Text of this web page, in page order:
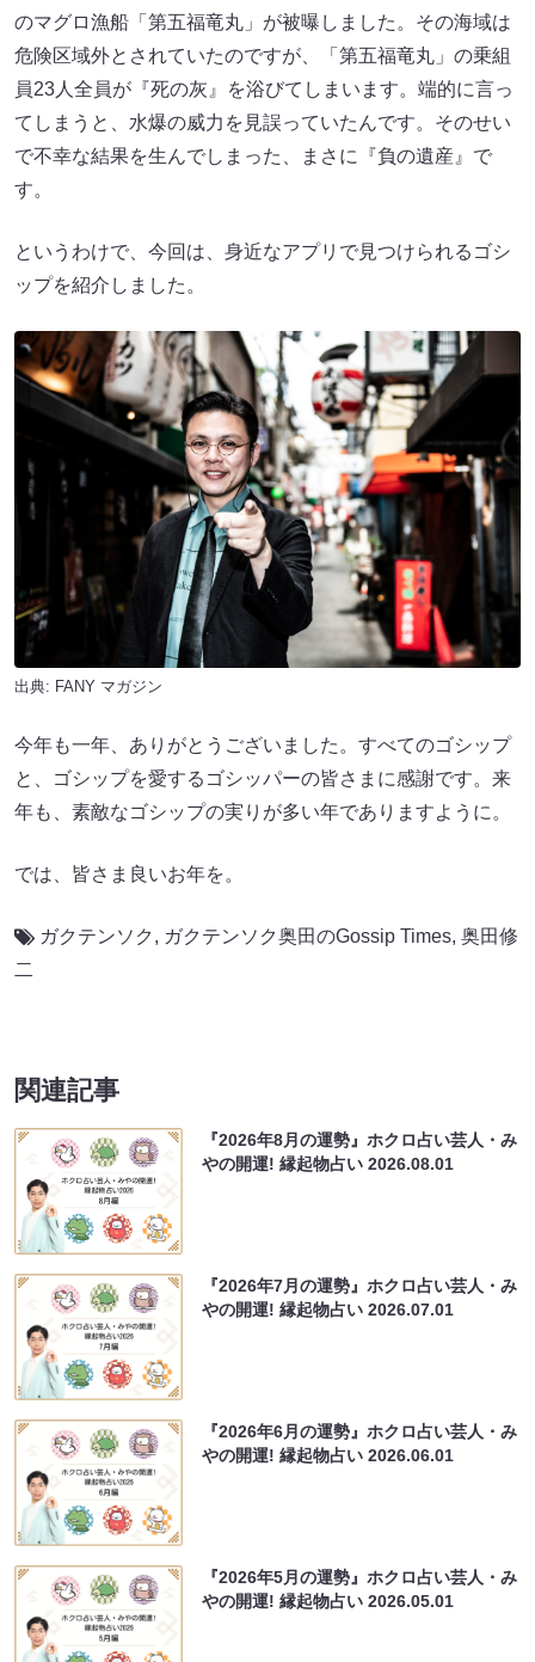
のマグロ漁船「第五福竜丸」が被曝しました。その海域は
危険区域外とされていたのですが、「第五福竜丸」の乗組
員23人全員が『死の灰』を浴びてしまいます。端的に言っ
てしまうと、水爆の威力を見誤っていたんです。そのせい
で不幸な結果を生んでしまった、まさに『負の遺産』で
す。
というわけで、今回は、身近なアプリで見つけられるゴシ
ップを紹介しました。
出典: FANY マガジン
今年も一年、ありがとうございました。すべてのゴシップ
と、ゴシップを愛するゴシッパーの皆さまに感謝です。来
年も、素敵なゴシップの実りが多い年でありますように。
では、皆さま良いお年を。
ガクテンソク , ガクテンソク奥田のGossip Times, 奥田修
二
関連記事
『2026年8月の運勢』ホクロ占い芸人・み
やの開運! 縁起物占い2026.08.01
『2026年7月の運勢』ホクロ占い芸人・み
やの開運! 縁起物占い2026.07.01
『2026年6月の運勢』ホクロ占い芸人・み
やの開運! 縁起物占い2026.06.01
『2026年5月の運勢』ホクロ占い芸人・み
やの開運! 縁起物占い2026.05.01